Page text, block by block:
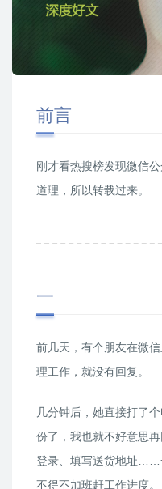
前言
刚才看热搜榜发现微信
道理，所以转载过来。
一
前几天，有个朋友在微
理工作，就没有回复。
几分钟后，她直接打了
份了，我也就不好意思再
登录、填写送货地址……
不得不加班赶工作进度。